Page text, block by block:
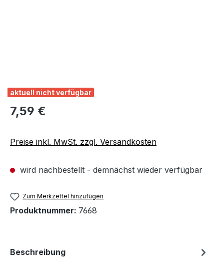
aktuell nicht verfügbar
Regulärer Preis:
7,59 €
Preise inkl. MwSt. zzgl. Versandkosten
wird nachbestellt - demnächst wieder verfügbar
Zum Merkzettel hinzufügen
Produktnummer: 7668
Beschreibung